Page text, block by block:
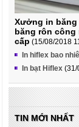
Xưởng in băng
băng rôn công
cấp (15/08/2018
In hiflex bao
In bạt Hiflex (31/
TIN MỚI NHẤT